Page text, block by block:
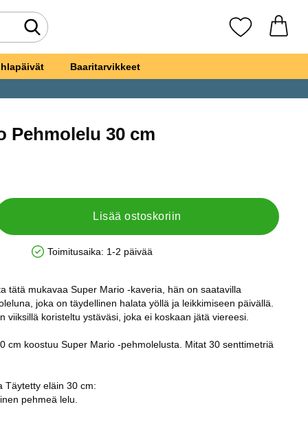
Tee haku Suosikkini
Baaritarvikkeet
Pehmolelu 30 cm
Lisää ostoskoriin
Saatavuus: Varastossa
Toimitusaika: 1-2 päivää
tätä mukavaa Super Mario -kaveria, hän on saatavilla
joka on täydellinen halata yöllä ja leikkimiseen päivällä.
viiksillä koristeltu ystäväsi, joka ei koskaan jätä viereesi.
cm koostuu Super Mario -pehmolelusta. Mitat 30 senttimetriä
Täytetty eläin 30 cm:
pehmeä lelu.